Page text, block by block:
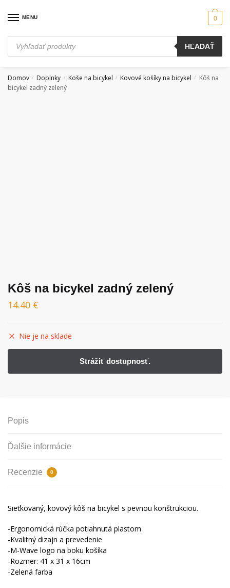
MENU
Products
search
HĽADAŤ
0
Domov / Doplnky / Koše na bicykel / Kovové košíky na bicykel /
Kôš na
bicykel zadný zelený
Kôš na bicykel zadný zelený
14.40 €
Nie je na sklade
Popis
Ďalšie informácie
Recenzie 0
Sieťkovaný, kovový kôš na bicykel s pevnou konštrukciou.
-Ergonomická rúčka potiahnutá plastom
-Kvalitný dizajn a prevedenie
-M-Wave logo na boku košíka
-Rozmer: 41 x 31 x 16cm
-Zelená farba